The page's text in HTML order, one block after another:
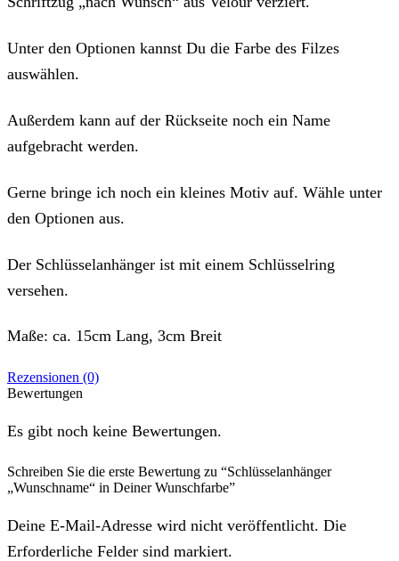
Unter den Optionen kannst Du die Farbe des Filzes
auswählen.
Außerdem kann auf der Rückseite noch ein Name
aufgebracht werden.
Gerne bringe ich noch ein kleines Motiv auf. Wähle unter
den Optionen aus.
Der Schlüsselanhänger ist mit einem Schlüsselring
versehen.
Maße: ca. 15cm Lang, 3cm Breit
Rezensionen (0)
Bewertungen
Es gibt noch keine Bewertungen.
Schreiben Sie die erste Bewertung zu “Schlüsselanhänger
„Wunschname“ in Deiner Wunschfarbe”
Deine E-Mail-Adresse wird nicht veröffentlicht. Die
Erforderliche Felder sind markiert.